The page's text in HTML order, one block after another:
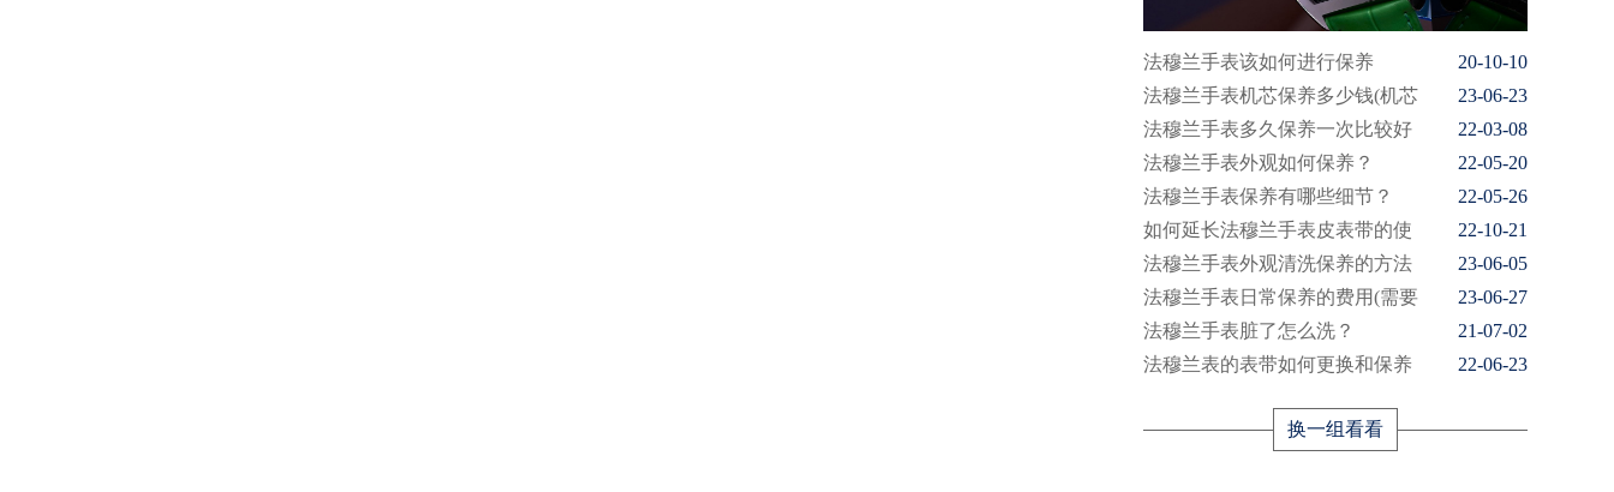
法穆兰手表该如何进行保养
20-10-10
法穆兰手表机芯保养多少钱(机芯
23-06-23
法穆兰手表多久保养一次比较好
22-03-08
法穆兰手表外观如何保养？
22-05-20
法穆兰手表保养有哪些细节？
22-05-26
如何延长法穆兰手表皮表带的使
22-10-21
法穆兰手表外观清洗保养的方法
23-06-05
法穆兰手表日常保养的费用(需要
23-06-27
法穆兰手表脏了怎么洗？
21-07-02
法穆兰表的表带如何更换和保养
22-06-23
换一组看看